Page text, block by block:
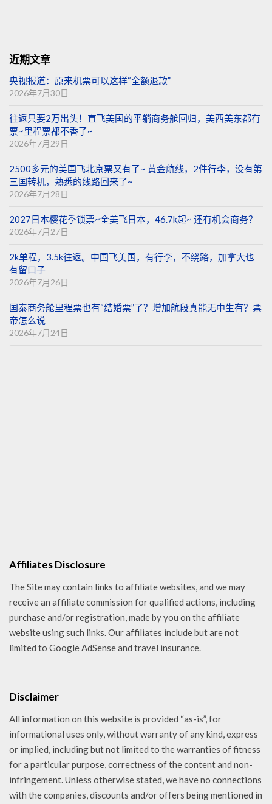
近期文章
央视报道：原来机票可以这样“全额退款”
2026年7月30日
往返只要2万出头！直飞美国的平躺商务舱回归，美西美东都有
票~里程票都不香了~
2026年7月29日
2500多元的美国飞北京票又有了~ 黄金航线，2件行李，没有第
三国转机，熟悉的线路回来了~
2026年7月28日
2027日本樱花季锁票~全美飞日本，46.7k起~ 还有机会商务？
2026年7月27日
2k单程，3.5k往返。中国飞美国，有行李，不绕路，加拿大也
有留口子
2026年7月26日
国泰商务舱里程票也有“结婚票”了？增加航段真能无中生有？票
帝怎么说
2026年7月24日
Affiliates Disclosure
The Site may contain links to affiliate websites, and we may
receive an affiliate commission for qualified actions, including
purchase and/or registration, made by you on the affiliate
website using such links. Our affiliates include but are not
limited to Google AdSense and travel insurance.
Disclaimer
All information on this website is provided “as-is”, for
informational uses only, without warranty of any kind, express
or implied, including but not limited to the warranties of fitness
for a particular purpose, correctness of the content and non-
infringement. Unless otherwise stated, we have no connections
with the companies, discounts and/or offers being mentioned in